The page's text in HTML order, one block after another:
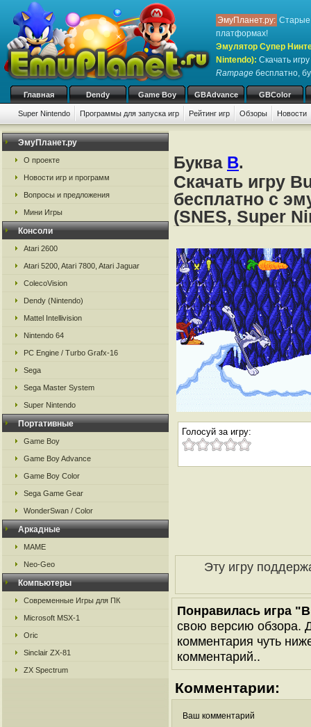
ЭмуПланет.ру: Старые
платформах!
Эмулятор Супер
Nintendo): Скачать игру
Rampage бесплатно,
Главная Dendy Game Boy GBAdvance GBColor
Super Nintendo Программы для запуска игр Рейтинг игр Обзоры Новости
Игры: # A B C D E F G H I
ЭмуПланет.ру
О проекте
Новости игр и программ
Вопросы и предложения
Мини Игры
Консоли
Atari 2600
Atari 5200, Atari 7800, Atari Jaguar
ColecoVision
Dendy (Nintendo)
Mattel Intellivision
Nintendo 64
PC Engine / Turbo Grafx-16
Sega
Sega Master System
Super Nintendo
Портативные
Game Boy
Game Boy Advance
Game Boy Color
Sega Game Gear
WonderSwan / Color
Аркадные
MAME
Neo-Geo
Компьютеры
Современные Игры для ПК
Microsoft MSX-1
Oric
Sinclair ZX-81
ZX Spectrum
Буква B.
Скачать игру
бесплатно с
(SNES, Super
Голосуй за игру:
Эту игру
Понравилась игра
свою версию обзора.
комментария чуть
комментарий..
Комментарии:
Ваш комментарий